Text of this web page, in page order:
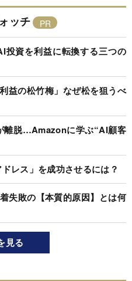
ッチ
投資を利益に転換する三つの
益の松竹梅」なぜ松を狙うべ
離脱…Amazonに学ぶ“AI顧客
レス」を成功させるには？
失敗の【本質的原因】とは何
見る